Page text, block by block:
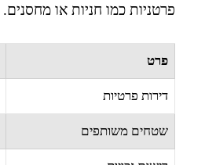
פרטניות כמו חניות או מחסנים.
פרט
דירות פרטיות
שטחים משותפים